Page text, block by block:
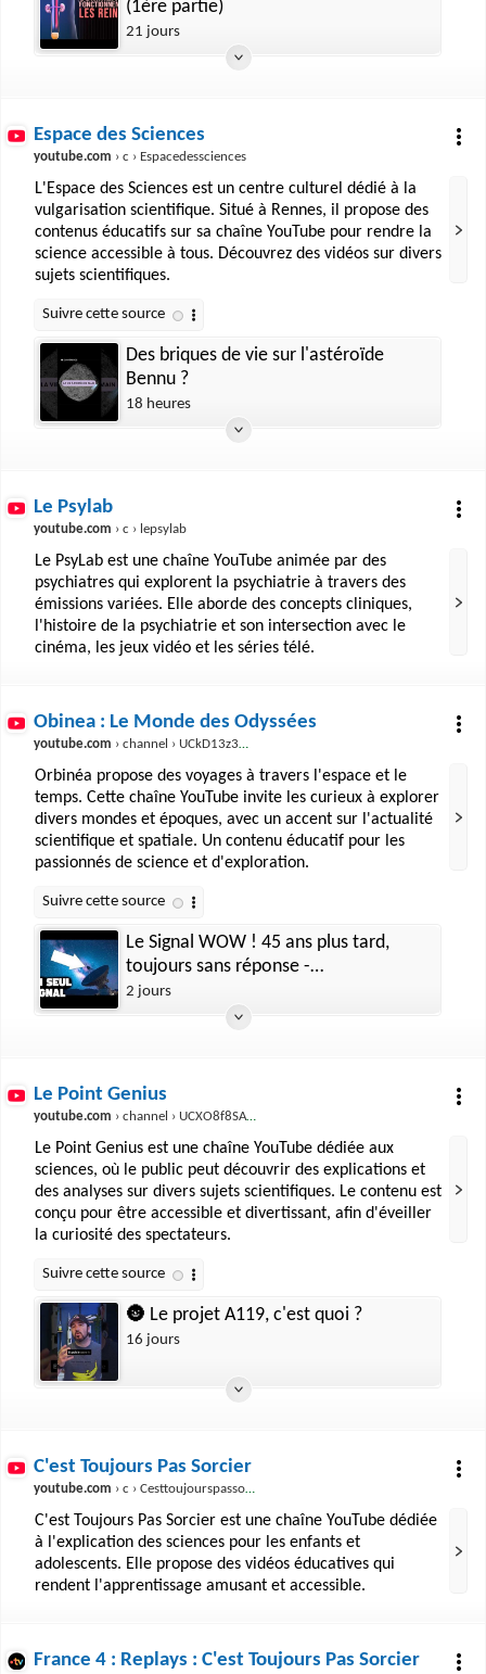
(1ère partie)
21 jours
Espace des Sciences
youtube.com › c › Espacedessciences
L'Espace des Sciences est un centre culturel dédié à la
vulgarisation scientifique. Situé à Rennes, il propose des
contenus éducatifs sur sa chaîne YouTube pour rendre la
science accessible à tous. Découvrez des vidéos sur divers
sujets scientifiques.
Des briques de vie sur l'astéroïde
Bennu ?
18 heures
Le Psylab
youtube.com › c › lepsylab
Le PsyLab est une chaîne YouTube animée par des
psychiatres qui explorent la psychiatrie à travers des
émissions variées. Elle aborde des concepts cliniques,
l'histoire de la psychiatrie et son intersection avec le
cinéma, les jeux vidéo et les séries télé.
Obinea : Le Monde des Odyssées
youtube.com › channel › UCkD13z3Ovpgl6fvezRUMbFA
Orbinéa propose des voyages à travers l'espace et le
temps. Cette chaîne YouTube invite les curieux à explorer
divers mondes et époques, avec un accent sur l'actualité
scientifique et spatiale. Un contenu éducatif pour les
passionnés de science et d'exploration.
Le Signal WOW ! 45 ans plus tard,
toujours sans réponse -
DOCUMENTAIRE ESPACE
2 jours
Le Point Genius
youtube.com › channel › UCXO8f8SAVP02zSAxnSvtYHw
Le Point Genius est une chaîne YouTube dédiée aux
sciences, où le public peut découvrir des explications et
des analyses sur divers sujets scientifiques. Le contenu est
conçu pour être accessible et divertissant, afin d'éveiller
la curiosité des spectateurs.
🌚 Le projet A119, c'est quoi ?
16 jours
C'est Toujours Pas Sorcier
youtube.com › c › Cesttoujourspassorcier
C'est Toujours Pas Sorcier est une chaîne YouTube dédiée
à l'explication des sciences pour les enfants et
adolescents. Elle propose des vidéos éducatives qui
rendent l'apprentissage amusant et accessible.
France 4 : Replays : C'est Toujours Pas Sorcier